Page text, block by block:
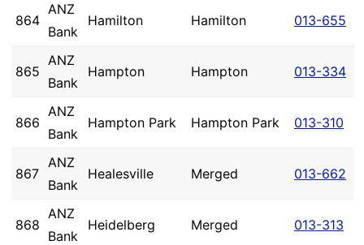
864
ANZ
Bank
Hamilton Hamilton 013-655
865
ANZ
Bank
Hampton Hampton 013-334
866
ANZ
Bank
Hampton Park Hampton Park 013-310
867
ANZ
Bank
Healesville Merged 013-662
868
ANZ
Bank
Heidelberg Merged 013-313